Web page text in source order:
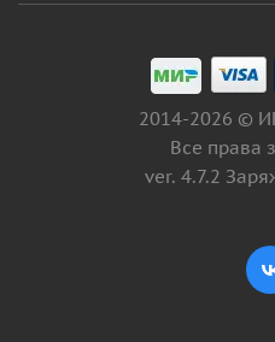
2014-2026 ©
Все права
ver. 4.7.2